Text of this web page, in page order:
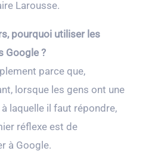
Larousse.
pourquoi utiliser les
Google ?
parce que,
lorsque les gens ont une
laquelle il faut répondre,
réflexe est de
à Google.